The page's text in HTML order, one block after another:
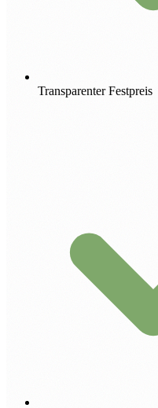
Transparenter Festpreis